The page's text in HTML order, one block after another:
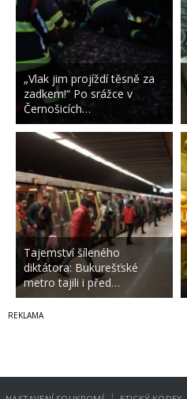
„Vlak jim projíždí těsně za
zadkem!“ Po srážce v
Černošicích…
Tajemství šíleného
diktátora: Bukurešťské
metro tajili i před…